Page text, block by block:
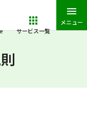
サービス一覧
メニュー